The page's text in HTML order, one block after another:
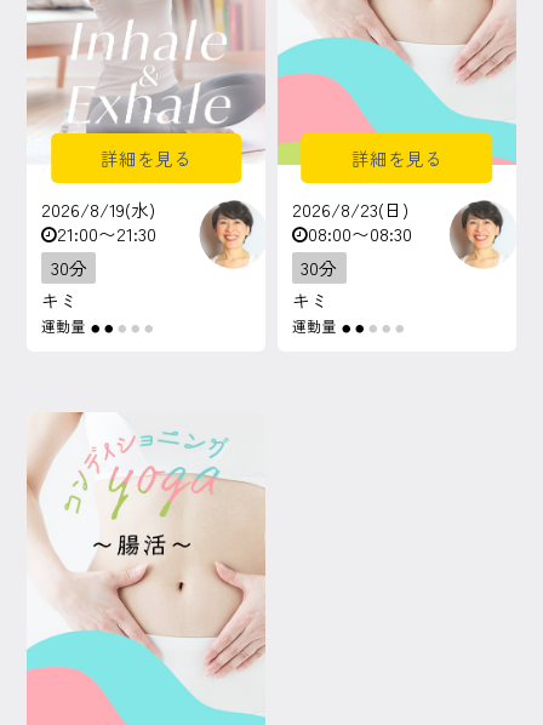
詳細を見る
2026/8/19(水)
21:00〜21:30
30分
キミ
運動量 ● ● ● ● ●
詳細を見る
2026/8/23(日)
08:00〜08:30
30分
キミ
運動量 ● ● ● ● ●